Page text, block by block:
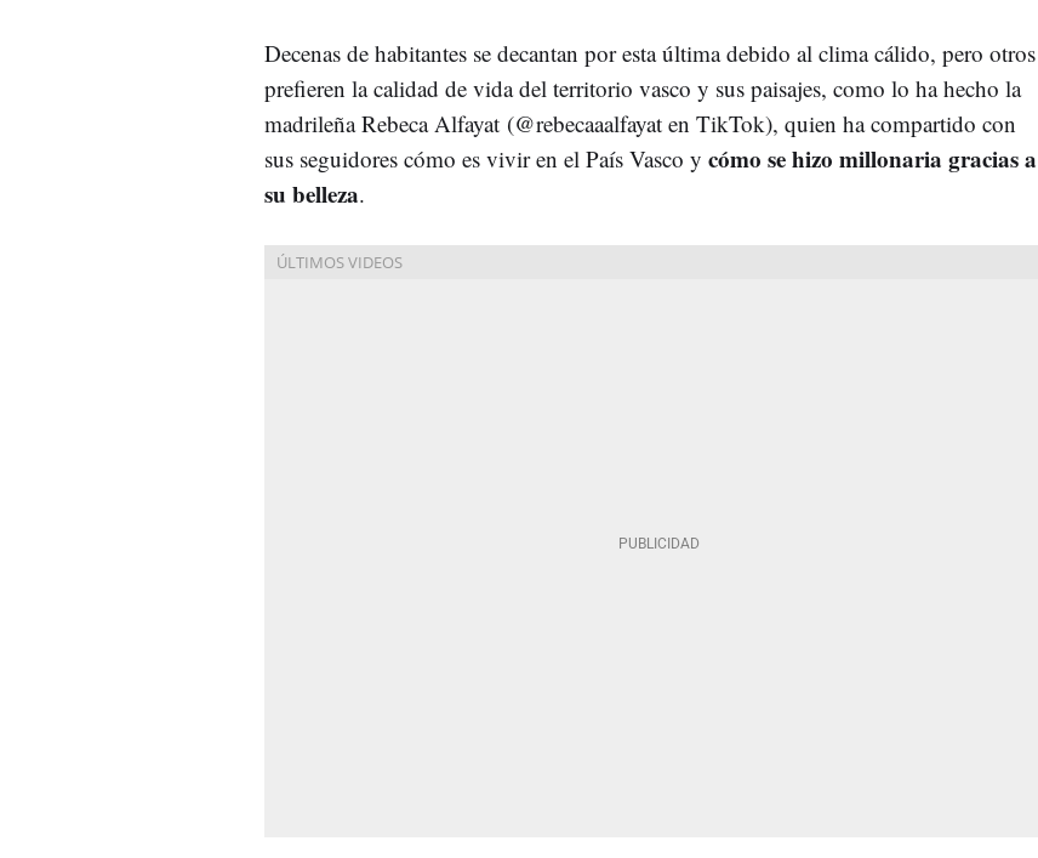
Decenas de habitantes se decantan por esta última debido al clima cálido, pero otros
prefieren la calidad de vida del territorio vasco y sus paisajes, como lo ha hecho la
madrileña Rebeca Alfayat (@rebecaaalfayat en TikTok), quien ha compartido con
sus seguidores cómo es vivir en el País Vasco y cómo se hizo millonaria gracias a
su belleza.